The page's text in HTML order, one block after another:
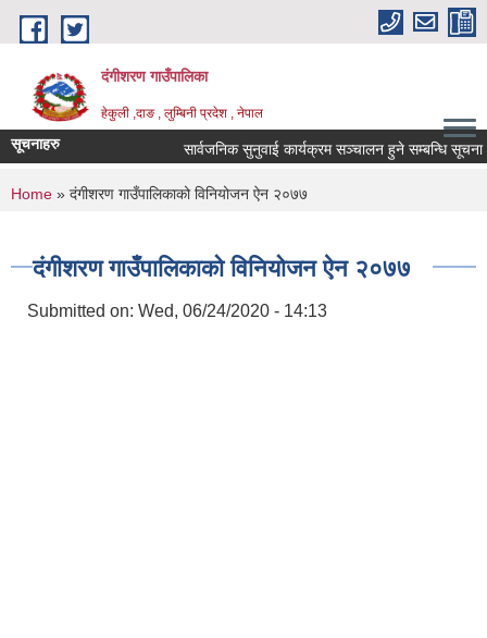
Skip to main content
दंगीशरण गाउँपालिका
हेकुली ,दाङ , लुम्बिनी प्रदेश , नेपाल
सूचनाहरु सार्वजनिक सुनुवाई कार्यक्रम सञ्चालन हुने सम्बन्धि सूचना ।
You are here
Home » दंगीशरण गाउँपालिकाको विनियोजन ऐन २०७७
दंगीशरण गाउँपालिकाको विनियोजन ऐन २०७७
Submitted on: Wed, 06/24/2020 - 14:13